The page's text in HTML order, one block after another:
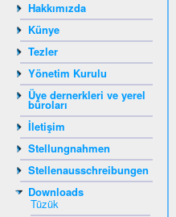
Hakkımızda
Künye
Tezler
Yönetim Kurulu
Üye dernerkleri ve yerel
büroları
İletişim
Stellungnahmen
Stellenausschreibungen
Downloads
Tüzük